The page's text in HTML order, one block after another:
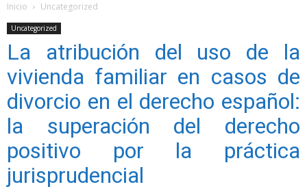
Inicio Uncategorized
Uncategorized
La atribución del uso de la
vivienda familiar en casos de
divorcio en el derecho español:
la superación del derecho
positivo por la práctica
jurisprudencial